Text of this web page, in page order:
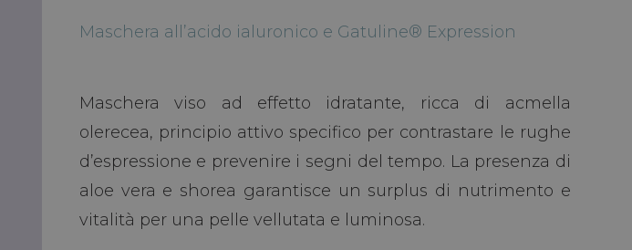
Maschera all’acido ialuronico e Gatuline® Expression
Maschera viso ad effetto idratante, ricca di acmella
olerecea, principio attivo specifico per contrastare le rughe
d’espressione e prevenire i segni del tempo. La presenza di
aloe vera e shorea garantisce un surplus di nutrimento e
vitalità per una pelle vellutata e luminosa.